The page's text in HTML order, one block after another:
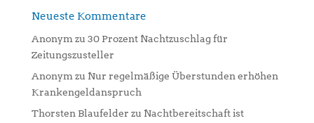
Neueste Kommentare
Anonym zu 30 Prozent Nachtzuschlag für
Zeitungszusteller
Anonym zu Nur regelmäßige Überstunden erhöhen
Krankengeldanspruch
Thorsten Blaufelder zu Nachtbereitschaft ist